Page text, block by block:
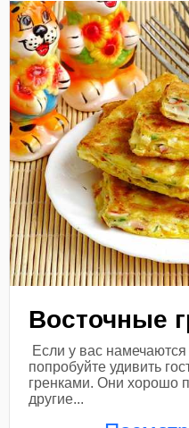
Восточные
Если у вас
попробуйте удивить
гренками. Они хорошо
другие...